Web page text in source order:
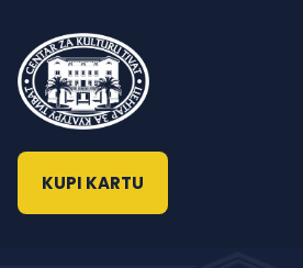
KUPI KARTU